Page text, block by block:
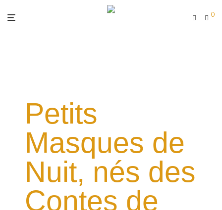
0
Petits
Masques de
Nuit, nés des
Contes de